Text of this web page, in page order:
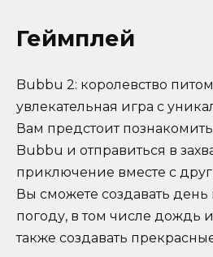
Геймплей
Bubbu 2: королевство
увлекательная игра с
Вам предстоит
Bubbu и отправиться в
приключение вместе с
Вы сможете создавать день
погоду, в том числе дождь
также создавать